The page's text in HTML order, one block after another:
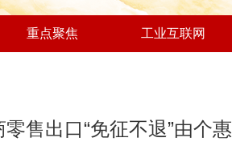
重点聚焦 工业互联网
售出口“免征不退”由个